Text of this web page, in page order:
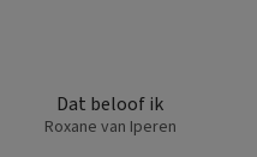
Dat beloof ik
Roxane van Iperen